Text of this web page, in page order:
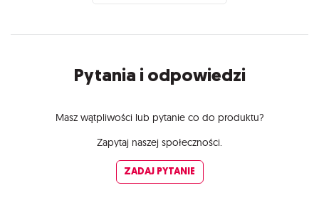
Pytania i odpowiedzi
Masz wątpliwości lub pytanie co do produktu?
Zapytaj naszej społeczności.
ZADAJ PYTANIE